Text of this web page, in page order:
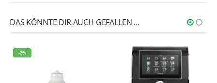
DAS KÖNNTE DIR AUCH GEFALLEN …
-2%